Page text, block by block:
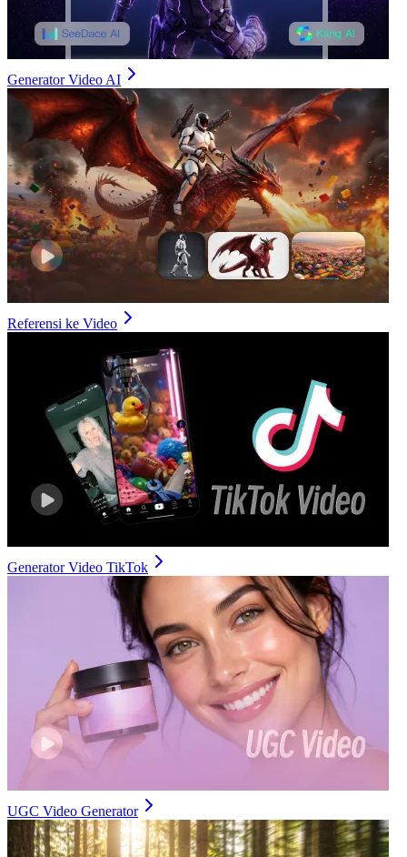
Generator Video AI
Referensi ke Video
Generator Video TikTok
UGC Video Generator